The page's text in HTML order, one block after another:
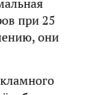
при 25
они